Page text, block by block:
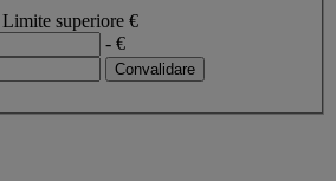
Limite superiore €
- €